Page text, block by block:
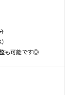
）
・深夜労働について
も可能です◎